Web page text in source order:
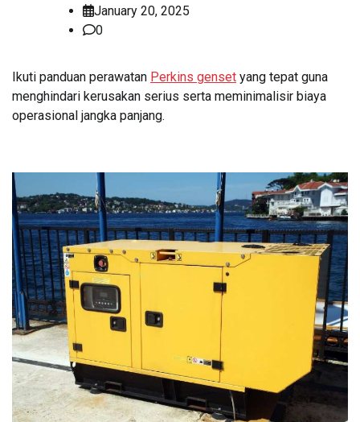
January 20, 2025
0
Ikuti panduan perawatan Perkins genset yang tepat guna
menghindari kerusakan serius serta meminimalisir biaya
operasional jangka panjang.